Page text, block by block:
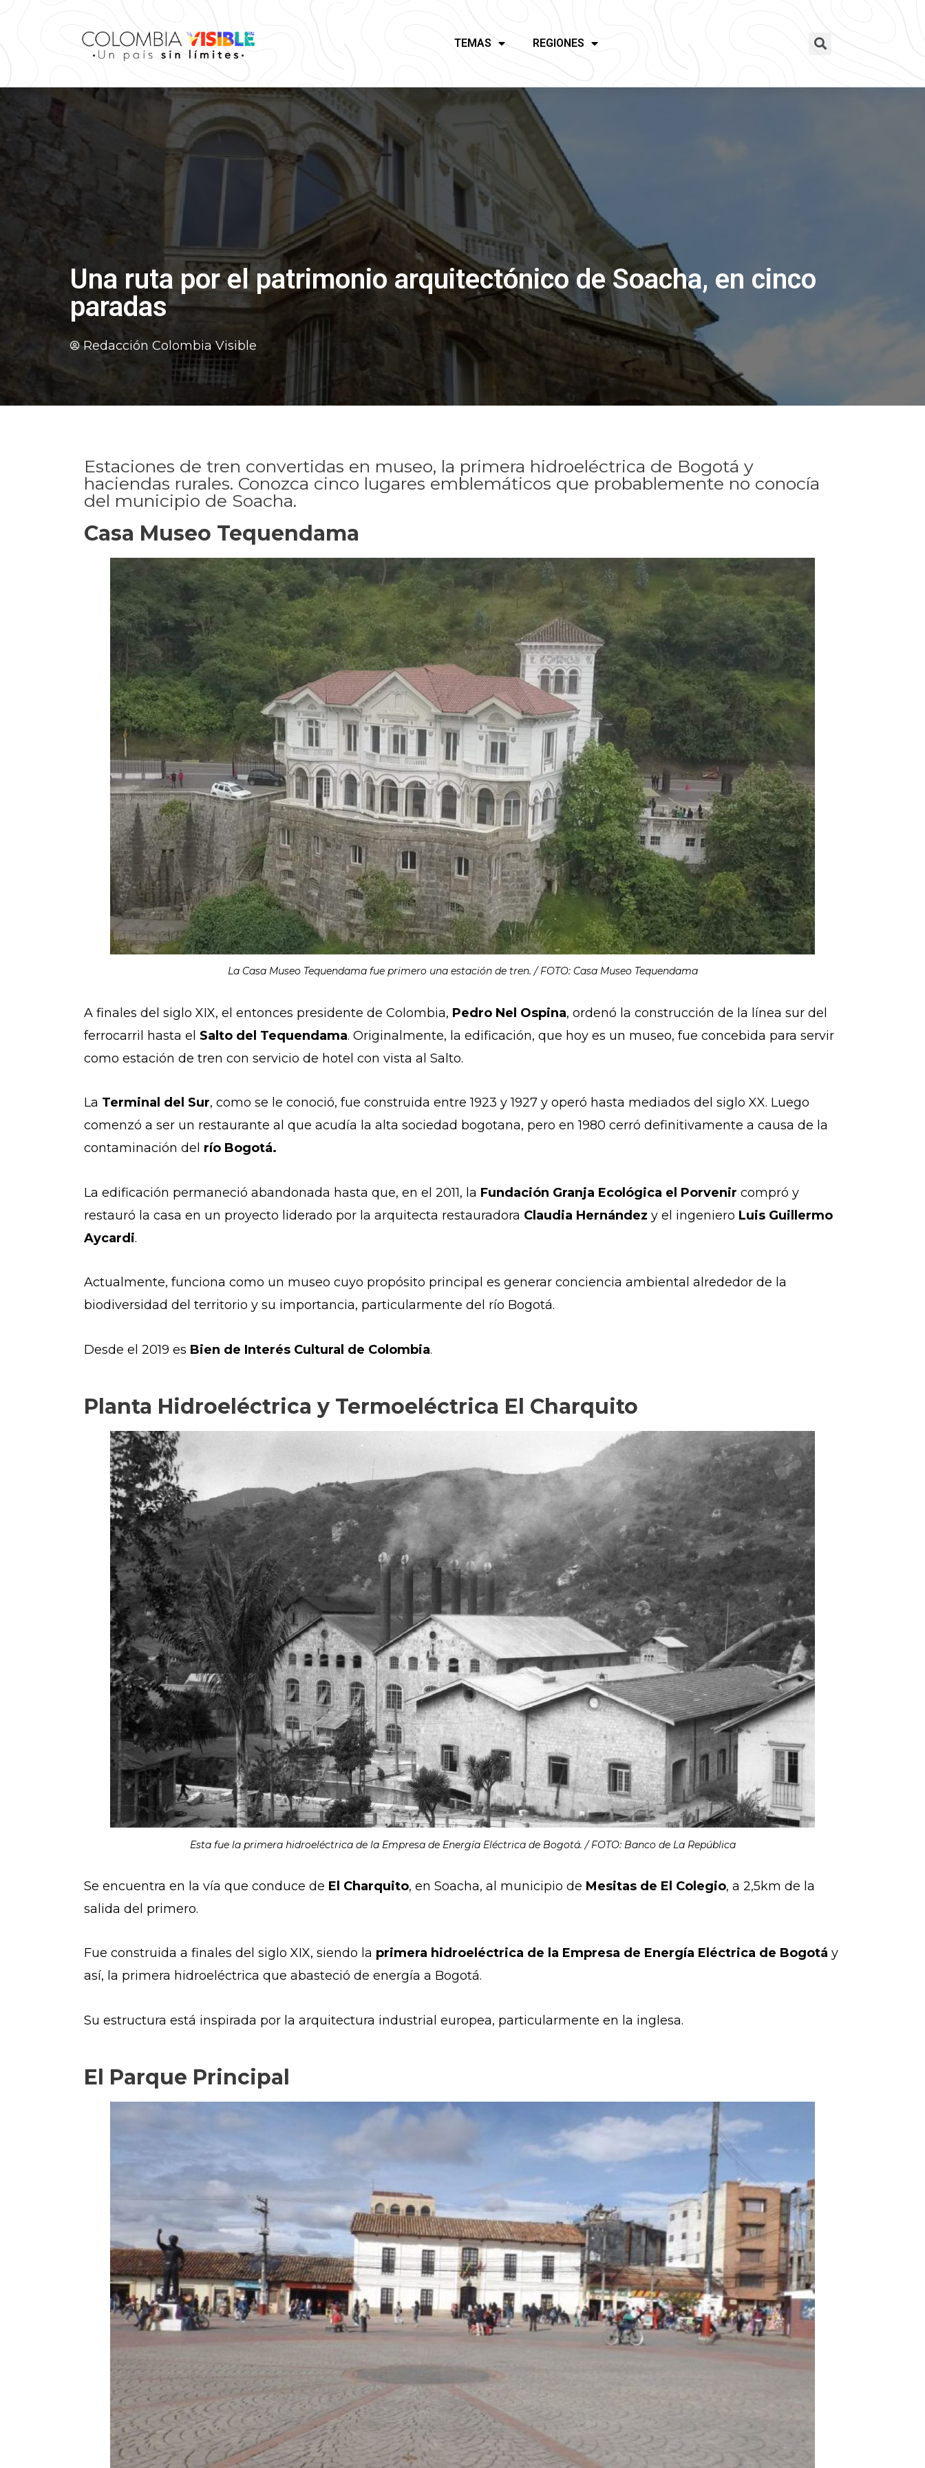
TEMAS REGIONES
Una ruta por el patrimonio arquitectónico de Soacha, en cinco
paradas
Redacción Colombia Visible
Estaciones de tren convertidas en museo, la primera hidroeléctrica de Bogotá y
haciendas rurales. Conozca cinco lugares emblemáticos que probablemente no conocía
del municipio de Soacha.
Casa Museo Tequendama
La Casa Museo Tequendama fue primero una estación de tren. / FOTO: Casa Museo Tequendama
A finales del siglo XIX, el entonces presidente de Colombia, Pedro Nel Ospina, ordenó la construcción de la línea sur del
ferrocarril hasta el Salto del Tequendama. Originalmente, la edificación, que hoy es un museo, fue concebida para servir
como estación de tren con servicio de hotel con vista al Salto.
La Terminal del Sur, como se le conoció, fue construida entre 1923 y 1927 y operó hasta mediados del siglo XX. Luego
comenzó a ser un restaurante al que acudía la alta sociedad bogotana, pero en 1980 cerró definitivamente a causa de la
contaminación del río Bogotá.
La edificación permaneció abandonada hasta que, en el 2011, la Fundación Granja Ecológica el Porvenir compró y
restauró la casa en un proyecto liderado por la arquitecta restauradora Claudia Hernández y el ingeniero Luis Guillermo
Aycardi.
Actualmente, funciona como un museo cuyo propósito principal es generar conciencia ambiental alrededor de la
biodiversidad del territorio y su importancia, particularmente del río Bogotá.
Desde el 2019 es Bien de Interés Cultural de Colombia.
Planta Hidroeléctrica y Termoeléctrica El Charquito
Esta fue la primera hidroeléctrica de la Empresa de Energía Eléctrica de Bogotá. / FOTO: Banco de La República
Se encuentra en la vía que conduce de El Charquito, en Soacha, al municipio de Mesitas de El Colegio, a 2,5km de la
salida del primero.
Fue construida a finales del siglo XIX, siendo la primera hidroeléctrica de la Empresa de Energía Eléctrica de Bogotá y
así, la primera hidroeléctrica que abasteció de energía a Bogotá.
Su estructura está inspirada por la arquitectura industrial europea, particularmente en la inglesa.
El Parque Principal